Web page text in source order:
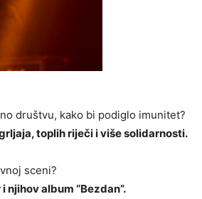
društvu, kako bi podiglo imunitet?
toplih riječi i više solidarnosti.
sceni?
njihov album “Bezdan”.